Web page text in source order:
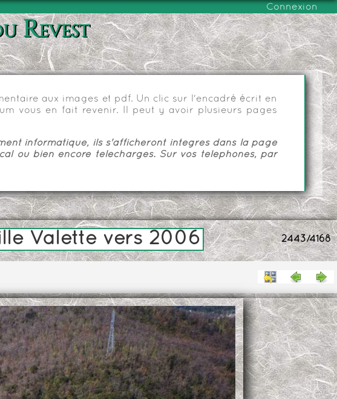
Connexion
Revest
aux images et pdf. Un clic sur l'encadré écrit en
vous en fait revenir. Il peut y avoir plusieurs pages
informatique, ils s'afficheront intégrés dans la page
ou bien encore téléchargés. Sur vos téléphones, par
2443/4168
Valette vers 2006